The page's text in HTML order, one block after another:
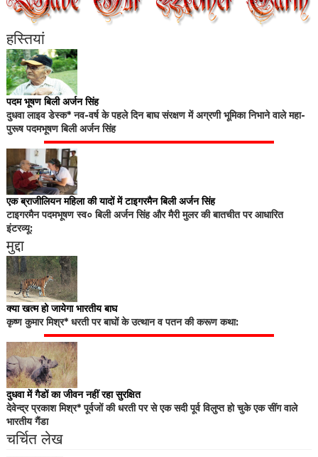
हस्तियां
पदम भूषण बिली अर्जन सिंह
दुधवा लाइव डेस्क* नव-वर्ष के पहले दिन बाघ संरक्षण में अग्रणी भूमिका निभाने वाले महा-
पुरूष पदमभूषण बिली अर्जन सिंह
एक ब्राजीलियन महिला की यादों में टाइगरमैन बिली अर्जन सिंह
टाइगरमैन पदमभूषण स्व० बिली अर्जन सिंह और मैरी मुलर की बातचीत पर आधारित
इंटरव्यू:
मुद्दा
क्या खत्म हो जायेगा भारतीय बाघ
कृष्ण कुमार मिश्र* धरती पर बाघों के उत्थान व पतन की करूण कथा:
दुधवा में गैडों का जीवन नहीं रहा सुरक्षित
देवेन्द्र प्रकाश मिश्र* पूर्वजों की धरती पर से एक सदी पूर्व विलुप्त हो चुके एक सींग वाले
भारतीय गैंडा
चर्चित लेख